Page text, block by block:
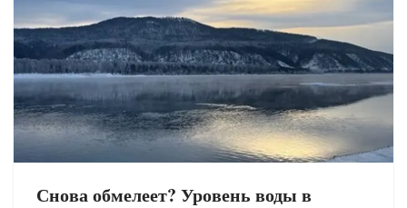
Снова обмелеет? Уровень воды в